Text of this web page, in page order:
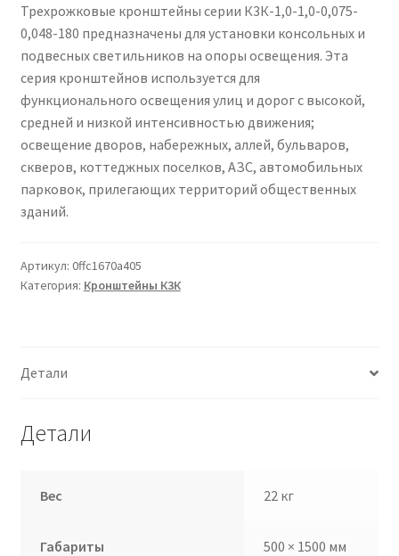
Таблица выбора вводного щитка
Трехрожковые кронштейны серии К3К-1,0-1,0-0,075-
0,048-180 предназначены для установки консольных и
подвесных светильников на опоры освещения. Эта
серия кронштейнов используется для
функционального освещения улиц и дорог с высокой,
средней и низкой интенсивностью движения;
освещение дворов, набережных, аллей, бульваров,
скверов, коттеджных поселков, АЗС, автомобильных
парковок, прилегающих территорий общественных
зданий.
Артикул: 0ffc1670a405
Категория: Кронштейны К3К
Детали
Детали
Вес 22 кг
Габариты 500 × 1500 мм